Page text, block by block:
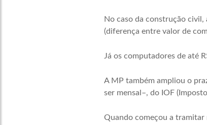
No caso da construção civil,
(diferença entre valor de
Já os computadores de até
A MP também ampliou o
ser mensal–, do IOF
Quando começou a tramitar